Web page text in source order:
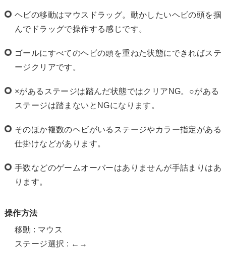
ヘビの移動はマウスドラッグ。動かしたいヘビの頭を掴
んでドラッグで操作する感じです。
ゴールにすべてのヘビの頭を重ねた状態にできればステ
ージクリアです。
×があるステージは踏んだ状態ではクリアNG。○がある
ステージは踏まないとNGになります。
そのほか複数のヘビがいるステージやカラー指定がある
仕掛けなどがあります。
手数などのゲームオーバーはありませんが手詰まりはあ
ります。
操作方法
移動 : マウス
ステージ選択 : ←→